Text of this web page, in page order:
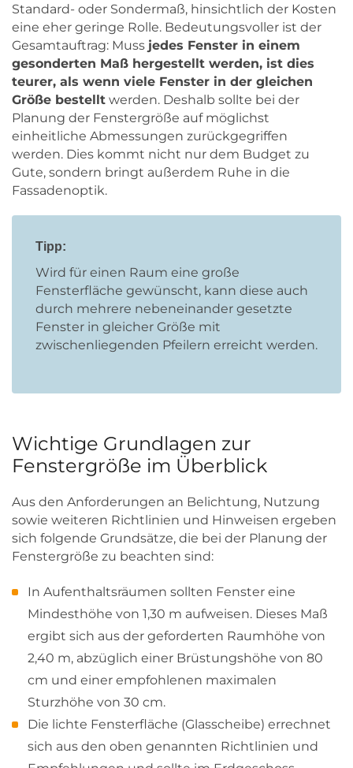
Standard- oder Sondermaß, hinsichtlich der Kosten
eine eher geringe Rolle. Bedeutungsvoller ist der
Gesamtauftrag: Muss jedes Fenster in einem
gesonderten Maß hergestellt werden, ist dies
teurer, als wenn viele Fenster in der gleichen
Größe bestellt werden. Deshalb sollte bei der
Planung der Fenstergröße auf möglichst
einheitliche Abmessungen zurückgegriffen
werden. Dies kommt nicht nur dem Budget zu
Gute, sondern bringt außerdem Ruhe in die
Fassadenoptik.
Tipp:
Wird für einen Raum eine große
Fensterfläche gewünscht, kann diese auch
durch mehrere nebeneinander gesetzte
Fenster in gleicher Größe mit
zwischenliegenden Pfeilern erreicht werden.
Wichtige Grundlagen zur
Fenstergröße im Überblick
Aus den Anforderungen an Belichtung, Nutzung
sowie weiteren Richtlinien und Hinweisen ergeben
sich folgende Grundsätze, die bei der Planung der
Fenstergröße zu beachten sind:
In Aufenthaltsräumen sollten Fenster eine
Mindesthöhe von 1,30 m aufweisen. Dieses Maß
ergibt sich aus der geforderten Raumhöhe von
2,40 m, abzüglich einer Brüstungshöhe von 80
cm und einer empfohlenen maximalen
Sturzhöhe von 30 cm.
Die lichte Fensterfläche (Glasscheibe) errechnet
sich aus den oben genannten Richtlinien und